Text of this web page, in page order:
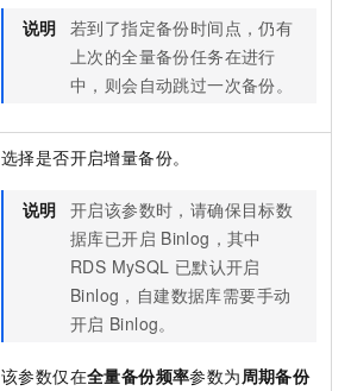
说明 若到了指定备份时间点，仍有
上次的全量备份任务在进行
中，则会自动跳过一次备份。
选择是否开启增量备份。
说明 开启该参数时，请确保目标数
据库已开启 Binlog，其中
RDS MySQL 已默认开启
Binlog，自建数据库需要手动
开启 Binlog。
该参数仅在全量备份频率参数为周期备份